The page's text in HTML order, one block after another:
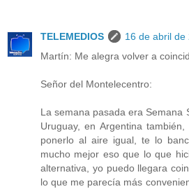
TELEMEDIOS
16 de abril de
Martín: Me alegra volver a
Señor del Montelecentro:
La semana pasada era Semana
Uruguay, en Argentina
ponerlo al aire igual, te lo
mucho mejor eso que lo que
alternativa, yo puedo llegara
lo que me parecía más